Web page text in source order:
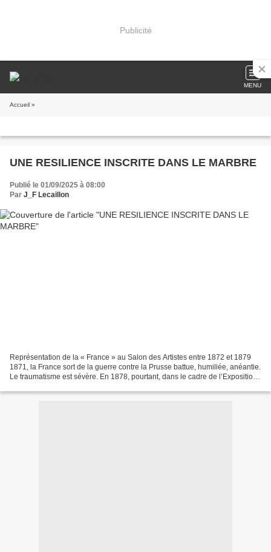
Publicité
MENU
Accueil »
UNE RESILIENCE INSCRITE DANS LE MARBRE
Publié le 01/09/2025 à 08:00
Par J_F Lecaillon
Représentation de la « France » au Salon des Artistes entre 1872 et 1879
1871, la France sort de la guerre contre la Prusse battue, humiliée, anéantie.
Le traumatisme est sévère. En 1878, pourtant, dans le cadre de l’Exposition